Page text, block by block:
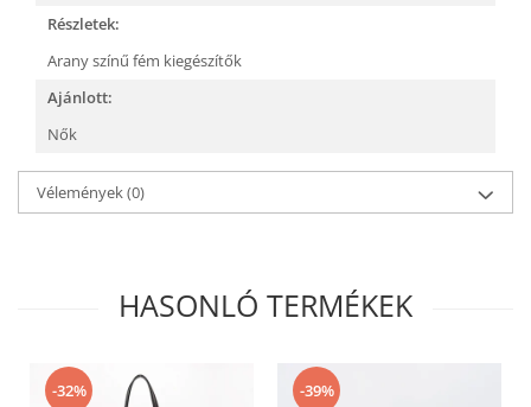
Részletek:
Arany színű fém kiegészítők
Ajánlott:
Nők
Vélemények(0)
HASONLÓ TERMÉKEK
-32% -39%